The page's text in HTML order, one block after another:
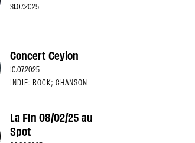
31.07.2025
Concert Ceylon
10.07.2025
INDIE: ROCK; CHANSON
La Fin 08/02/25 au
Spot